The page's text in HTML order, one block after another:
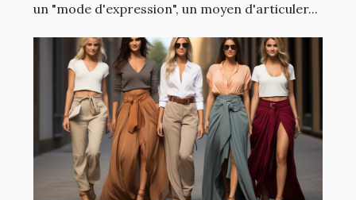
un "mode d'expression", un moyen d'articuler...